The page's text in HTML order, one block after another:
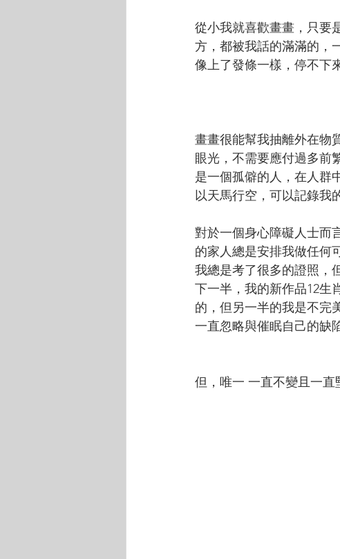
從小我就喜歡畫畫，只要
方，都被我話的滿滿的，
像上了發條一樣，停不下來
畫畫很能幫我抽離外在物
眼光，不需要應付過多前
是一個孤僻的人，在人群
以天馬行空，可以記錄我
對於一個身心障礙人士而
的家人總是安排我做任何
我總是考了很多的證照，
下一半，我的新作品12生
的，但另一半的我是不完
一直忽略與催眠自己的缺陷
但，唯一 一直不變且一直